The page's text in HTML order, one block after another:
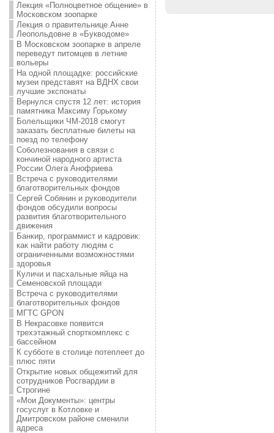
Лекция «Полноцветное общение» в
Московском зоопарке
Лекция о правительнице Анне
Леопольдовне в «Букводоме»
В Московском зоопарке в апреле
переведут питомцев в летние
вольеры
На одной площадке: российские
музеи представят на ВДНХ свои
лучшие экспонаты
Вернулся спустя 12 лет: история
памятника Максиму Горькому
Болельщики ЧМ-2018 смогут
заказать бесплатные билеты на
поезд по телефону
Соболезнования в связи с
кончиной народного артиста
России Олега Анофриева
Встреча с руководителями
благотворительных фондов
Сергей Собянин и руководители
фондов обсудили вопросы
развития благотворительного
движения
Банкир, программист и кадровик:
как найти работу людям с
ограниченными возможностями
здоровья
Куличи и пасхальные яйца на
Семеновской площади
Встреча с руководителями
благотворительных фондов
МГТС GPON
В Некрасовке появится
трехэтажный спорткомплекс с
бассейном
К субботе в столице потеплеет до
плюс пяти
Открытие новых общежитий для
сотрудников Росгвардии в
Строгине
«Мои Документы»: центры
госуслуг в Котловке и
Дмитровском районе сменили
адреса